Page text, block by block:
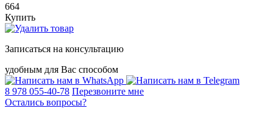
664
Купить
Записаться на консультацию
удобным для Вас способом
8 978 055-40-78 Перезвоните мне
Остались вопросы?